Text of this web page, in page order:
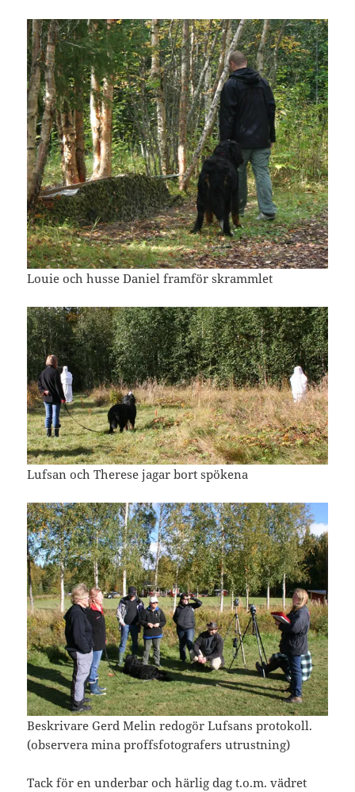
Louie och husse Daniel framför skrammlet
Lufsan och Therese jagar bort spökena
Beskrivare Gerd Melin redogör Lufsans protokoll.
(observera mina proffsfotografers utrustning)
Tack för en underbar och härlig dag t.o.m. vädret